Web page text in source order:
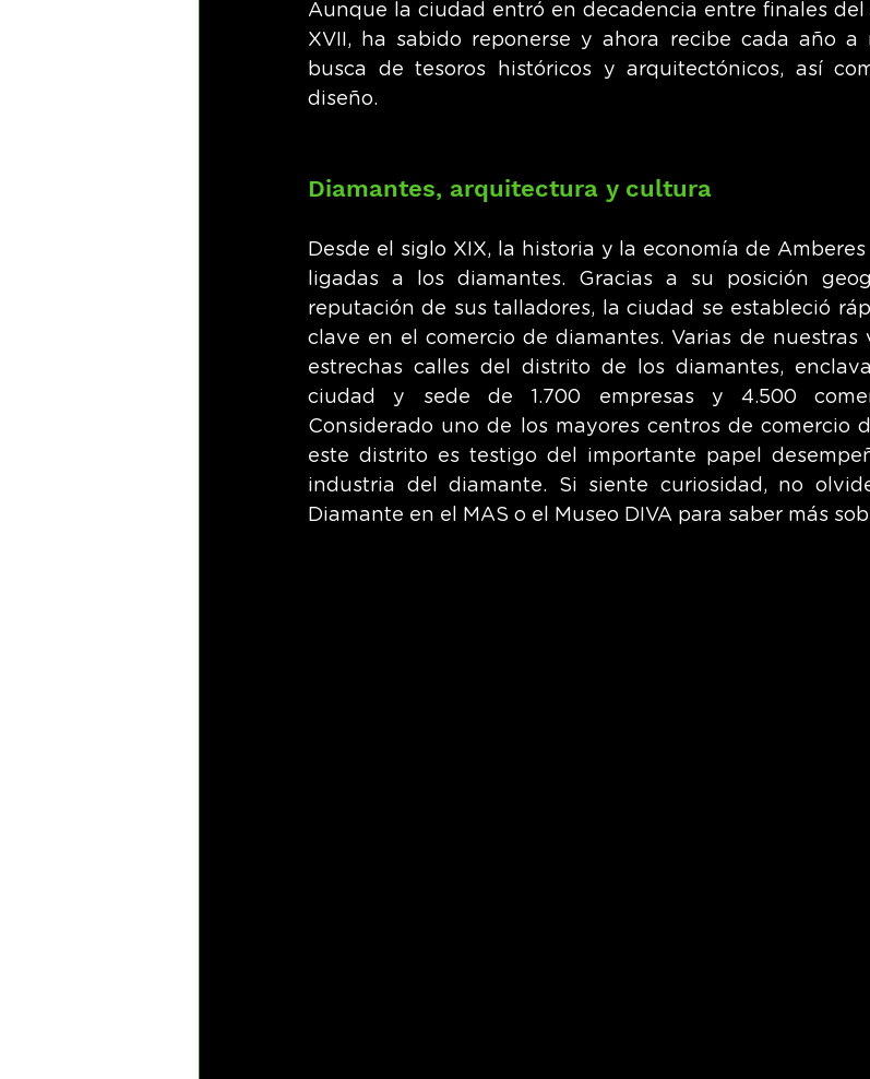
Aunque la ciudad entró en decadencia entre finales
XVII, ha sabido reponerse y ahora recibe cada año a
busca de tesoros históricos y arquitectónicos, así
diseño.
Diamantes, arquitectura y cultura
Desde el siglo XIX, la historia y la economía de
ligadas a los diamantes. Gracias a su posición
reputación de sus talladores, la ciudad se estableció
clave en el comercio de diamantes. Varias de
estrechas calles del distrito de los diamantes,
ciudad y sede de 1.700 empresas y 4.500
Considerado uno de los mayores centros de comercio
este distrito es testigo del importante papel
industria del diamante. Si siente curiosidad, no
Diamante en el MAS o el Museo DIVA para saber más